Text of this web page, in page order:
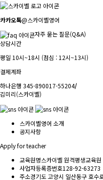
카카오톡@스카이벨영어
자주 묻는 질문(Q&A)
상담시간
평일 10시~18시 (점심 : 12시~13시)
결제계좌
하나은행 345-890017-55204/
김미리(스카이벨)
스카이벨영어 소개
공지사항
Apply for teacher
교육원명스카이벨 원격평생교육원
사업자등록증번호128-92-63273
주소경기도 고양시 일산동구 호